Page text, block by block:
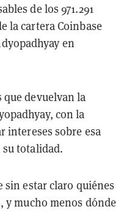
de los 971.291
la cartera Coinbase
en
que devuelvan la
con la
intereses sobre esa
su totalidad.
sin estar claro quiénes
y mucho menos dónde